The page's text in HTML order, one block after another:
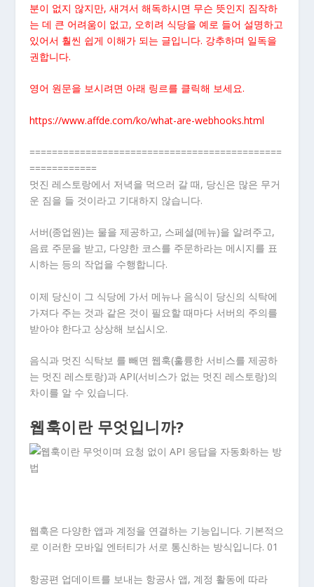
분이 없지 않지만, 새겨서 해독하시면 무슨 뜻인지 짐작하
는 데 큰 어려움이 없고, 오히려 식당을 예로 들어 설명하고
있어서 훨씬 쉽게 이해가 되는 글입니다. 강추하며 일독을
권합니다.
영어 원문을 보시려면 아래 링르를 클릭해 보세요.
https://www.affde.com/ko/what-are-webhooks.html
=============================================
============
멋진 레스토랑에서 저녁을 먹으러 갈 때, 당신은 많은 무거
운 짐을 들 것이라고 기대하지 않습니다.
서버(종업원)는 물을 제공하고, 스페셜(메뉴)을 알려주고,
음료 주문을 받고, 다양한 코스를 주문하라는 메시지를 표
시하는 등의 작업을 수행합니다.
이제 당신이 그 식당에 가서 메뉴나 음식이 당신의 식탁에
가져다 주는 것과 같은 것이 필요할 때마다 서버의 주의를
받아야 한다고 상상해 보십시오.
음식과 멋진 식탁보 를 빼면 웹훅(훌륭한 서비스를 제공하
는 멋진 레스토랑)과 API(서비스가 없는 멋진 레스토랑)의
차이를 알 수 있습니다.
웹훅이란 무엇입니까?
웹훅은 다양한 앱과 계정을 연결하는 기능입니다. 기본적으
로 이러한 모바일 엔터티가 서로 통신하는 방식입니다. 01
항공편 업데이트를 보내는 항공사 앱, 계정 활동에 따라